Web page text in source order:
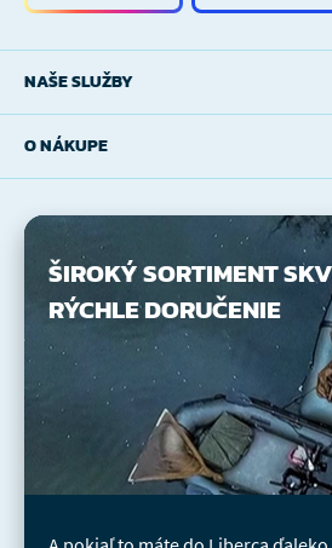
NAŠE SLUŽBY
O NÁKUPE
ŠIROKÝ SORTIMENT
RÝCHLE DORUČENIE